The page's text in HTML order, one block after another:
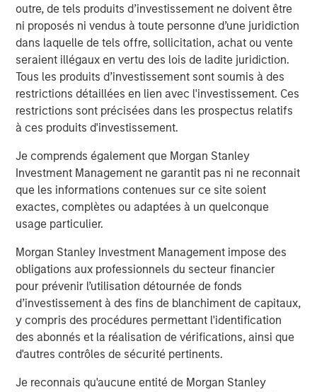
outre, de tels produits d’investissement ne doivent être
ni proposés ni vendus à toute personne d’une juridiction
dans laquelle de tels offre, sollicitation, achat ou vente
seraient illégaux en vertu des lois de ladite juridiction.
Tous les produits d’investissement sont soumis à des
restrictions détaillées en lien avec l'investissement. Ces
restrictions sont précisées dans les prospectus relatifs
à ces produits d'investissement.
Je comprends également que Morgan Stanley
Investment Management ne garantit pas ni ne reconnait
que les informations contenues sur ce site soient
exactes, complètes ou adaptées à un quelconque
usage particulier.
Morgan Stanley Investment Management impose des
obligations aux professionnels du secteur financier
pour prévenir l’utilisation détournée de fonds
d’investissement à des fins de blanchiment de capitaux,
y compris des procédures permettant l'identification
des abonnés et la réalisation de vérifications, ainsi que
d'autres contrôles de sécurité pertinents.
Je reconnais qu'aucune entité de Morgan Stanley
funds and segregated management accounts, including
fixed income, active equity, quantitative equity, and multi-
asset investment. With over a decade of experience
investing in the domestic market, the company has built a
dedicated investment and research team deeply rooted in
China, strengthened by Morgan Stanley Investment
Management’s global expertise and risk management.
About Morgan Stanley Investment Management
Morgan Stanley Investment Management, together with
its investment advisory affiliates, has more than 1,200
investment professionals around the world and $1.3
trillion in assets under management or supervision as of
December 31, 2022. Morgan Stanley Investment
Management strives to provide outstanding long-term
investment performance, service, and a comprehensive
suite of investment management solutions to a diverse
client base, which includes governments, institutions,
corporations and individuals worldwide. For further
information about Morgan Stanley Investment
Management, please visitwww.morganstanley.com/im
About Morgan Stanley